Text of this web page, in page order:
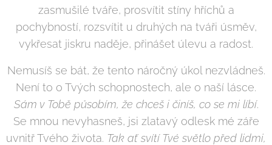
zasmušilé tváře, prosvítit stíny hříchů a
pochybností, rozsvítit u druhých na tváři úsměv,
vykřesat jiskru naděje, přinášet úlevu a radost.
Nemusíš se bát, že tento náročný úkol nezvládneš.
Není to o Tvých schopnostech, ale o naší lásce.
Sám v Tobě působím, že chceš i činíš, co se mi líbí.
Se mnou nevyhasneš, jsi zlatavý odlesk mé záře
uvnitř Tvého života. Tak ať svítí Tvé světlo před lidmi,